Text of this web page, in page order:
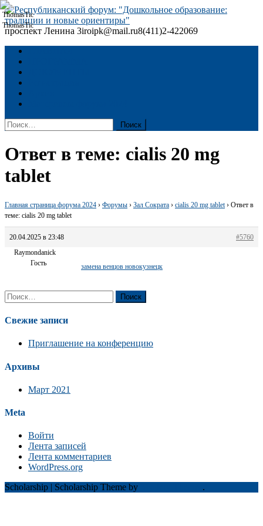
Skip
to
content
и новые ориентиры"
проспект Ленина 3iroipk@mail.ru8(411)2-422069
Найти:
Ответ в теме: cialis 20 mg
tablet
Главная страница форума 2024 › Форумы › Зал Сократа › cialis 20 mg tablet › Ответ в
теме: cialis 20 mg tablet
20.04.2025 в 23:48
#5760
Raymondanick
Гость
замена венцов новокузнецк
Найти:
Свежие записи
Приглашение на конференцию
Архивы
Март 2021
Meta
Войти
Лента записей
Лента комментариев
WordPress.org
Scholarship
Scholarship Theme by .